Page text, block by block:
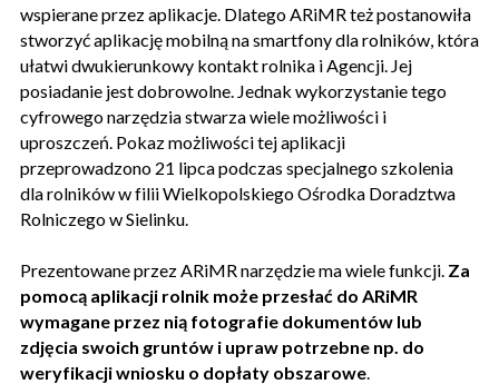
wspierane przez aplikacje. Dlatego ARiMR też postanowiła
stworzyć aplikację mobilną na smartfony dla rolników, która
ułatwi dwukierunkowy kontakt rolnika i Agencji. Jej
posiadanie jest dobrowolne. Jednak wykorzystanie tego
cyfrowego narzędzia stwarza wiele możliwości i
uproszczeń. Pokaz możliwości tej aplikacji
przeprowadzono 21 lipca podczas specjalnego szkolenia
dla rolników w filii Wielkopolskiego Ośrodka Doradztwa
Rolniczego w Sielinku.
Prezentowane przez ARiMR narzędzie ma wiele funkcji. Za
pomocą aplikacji rolnik może przesłać do ARiMR
wymagane przez nią fotografie dokumentów lub
zdjęcia swoich gruntów i upraw potrzebne np. do
weryfikacji wniosku o dopłaty obszarowe